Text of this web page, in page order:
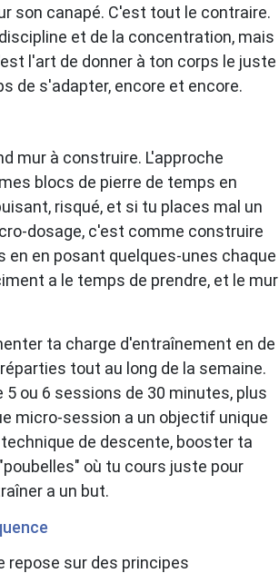
son canapé. C'est tout le contraire.
et de la concentration, mais
l'art de donner à ton corps le juste
de s'adapter, encore et encore.
mur à construire. L'approche
blocs de pierre de temps en
risqué, et si tu places mal un
dosage, c'est comme construire
en posant quelques-unes chaque
a le temps de prendre, et le mur
ta charge d'entraînement en de
tout au long de la semaine.
ou 6 sessions de 30 minutes, plus
micro-session a un objectif unique
de descente, booster ta
où tu cours juste pour
a un but.
repose sur des principes